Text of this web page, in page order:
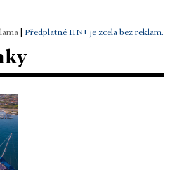
Předplatné HN+ je zcela bez reklam.